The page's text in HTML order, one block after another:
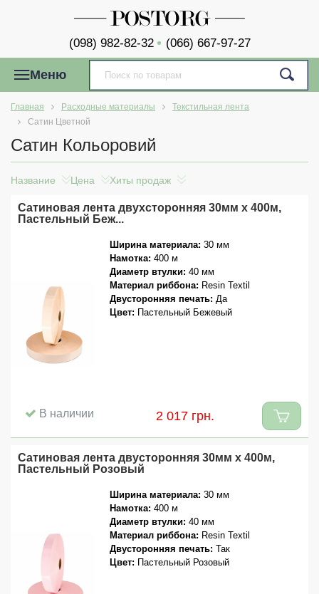
(098) 982-82-32 (066) 667-97-27
Меню
Главная Расходные материалы
Текстильная лента
Сатин Цветной
Сатин Кольоровий
Название Цена Хиты продаж
Сатиновая лента двухсторонняя 30мм x 400м,
Пастельный Беж...
Ширина материала: 30 мм
Намотка: 400 м
Диаметр втулки: 40 мм
Материал риббона: Resin Textil
Двусторонняя печать: Да
Цвет: Пастельный Бежевый
В наличии 2 017 грн.
Сатиновая лента двусторонняя 30мм x 400м,
Пастельный Розовый
Ширина материала: 30 мм
Намотка: 400 м
Диаметр втулки: 40 мм
Материал риббона: Resin Textil
Двусторонняя печать: Так
Цвет: Пастельный Розовый